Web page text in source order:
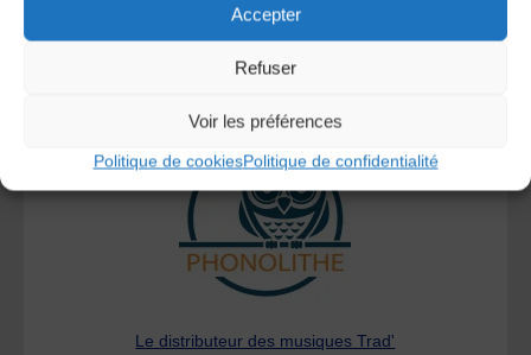
Accepter
Refuser
Voir les préférences
Politique de cookiesPolitique de confidentialité
Le distributeur des musiques Trad'